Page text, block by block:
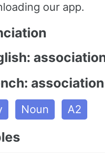
our app.
association
Noun A2